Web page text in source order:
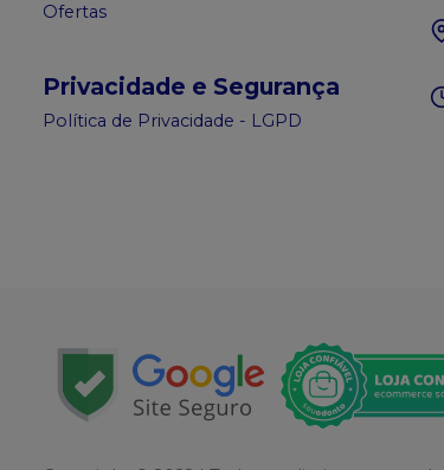
Ofertas
Privacidade e Segurança
Política de Privacidade - LGPD